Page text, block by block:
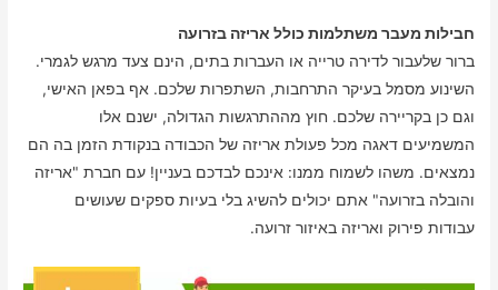
חבילות מעבר משתלמות כולל אריזה בזרועה
ברור שלעבור לדירה טרייה או העברות בתים, הינם צעד מרגש לגמרי.
השינוע מסמל בעיקר התרחבות, השתפרות שלכם. אף בפאן האישי,
וגם כן בקריירה שלכם. חוץ מההתרגשות הגדולה, ישנם אלו
המשמיעים דאגה מכל פעולת אריזה של הכבודה בנקודת הזמן בה הם
נמצאים. משהו לשמוח ממנו: אינכם לבדכם בעניין! עם חברת "אריזה
והובלה בזרועה" אתם יכולים להשיג בלי בעיות ספקים שעושים
עבודות פירוק ואריזה באיזור זרועה.